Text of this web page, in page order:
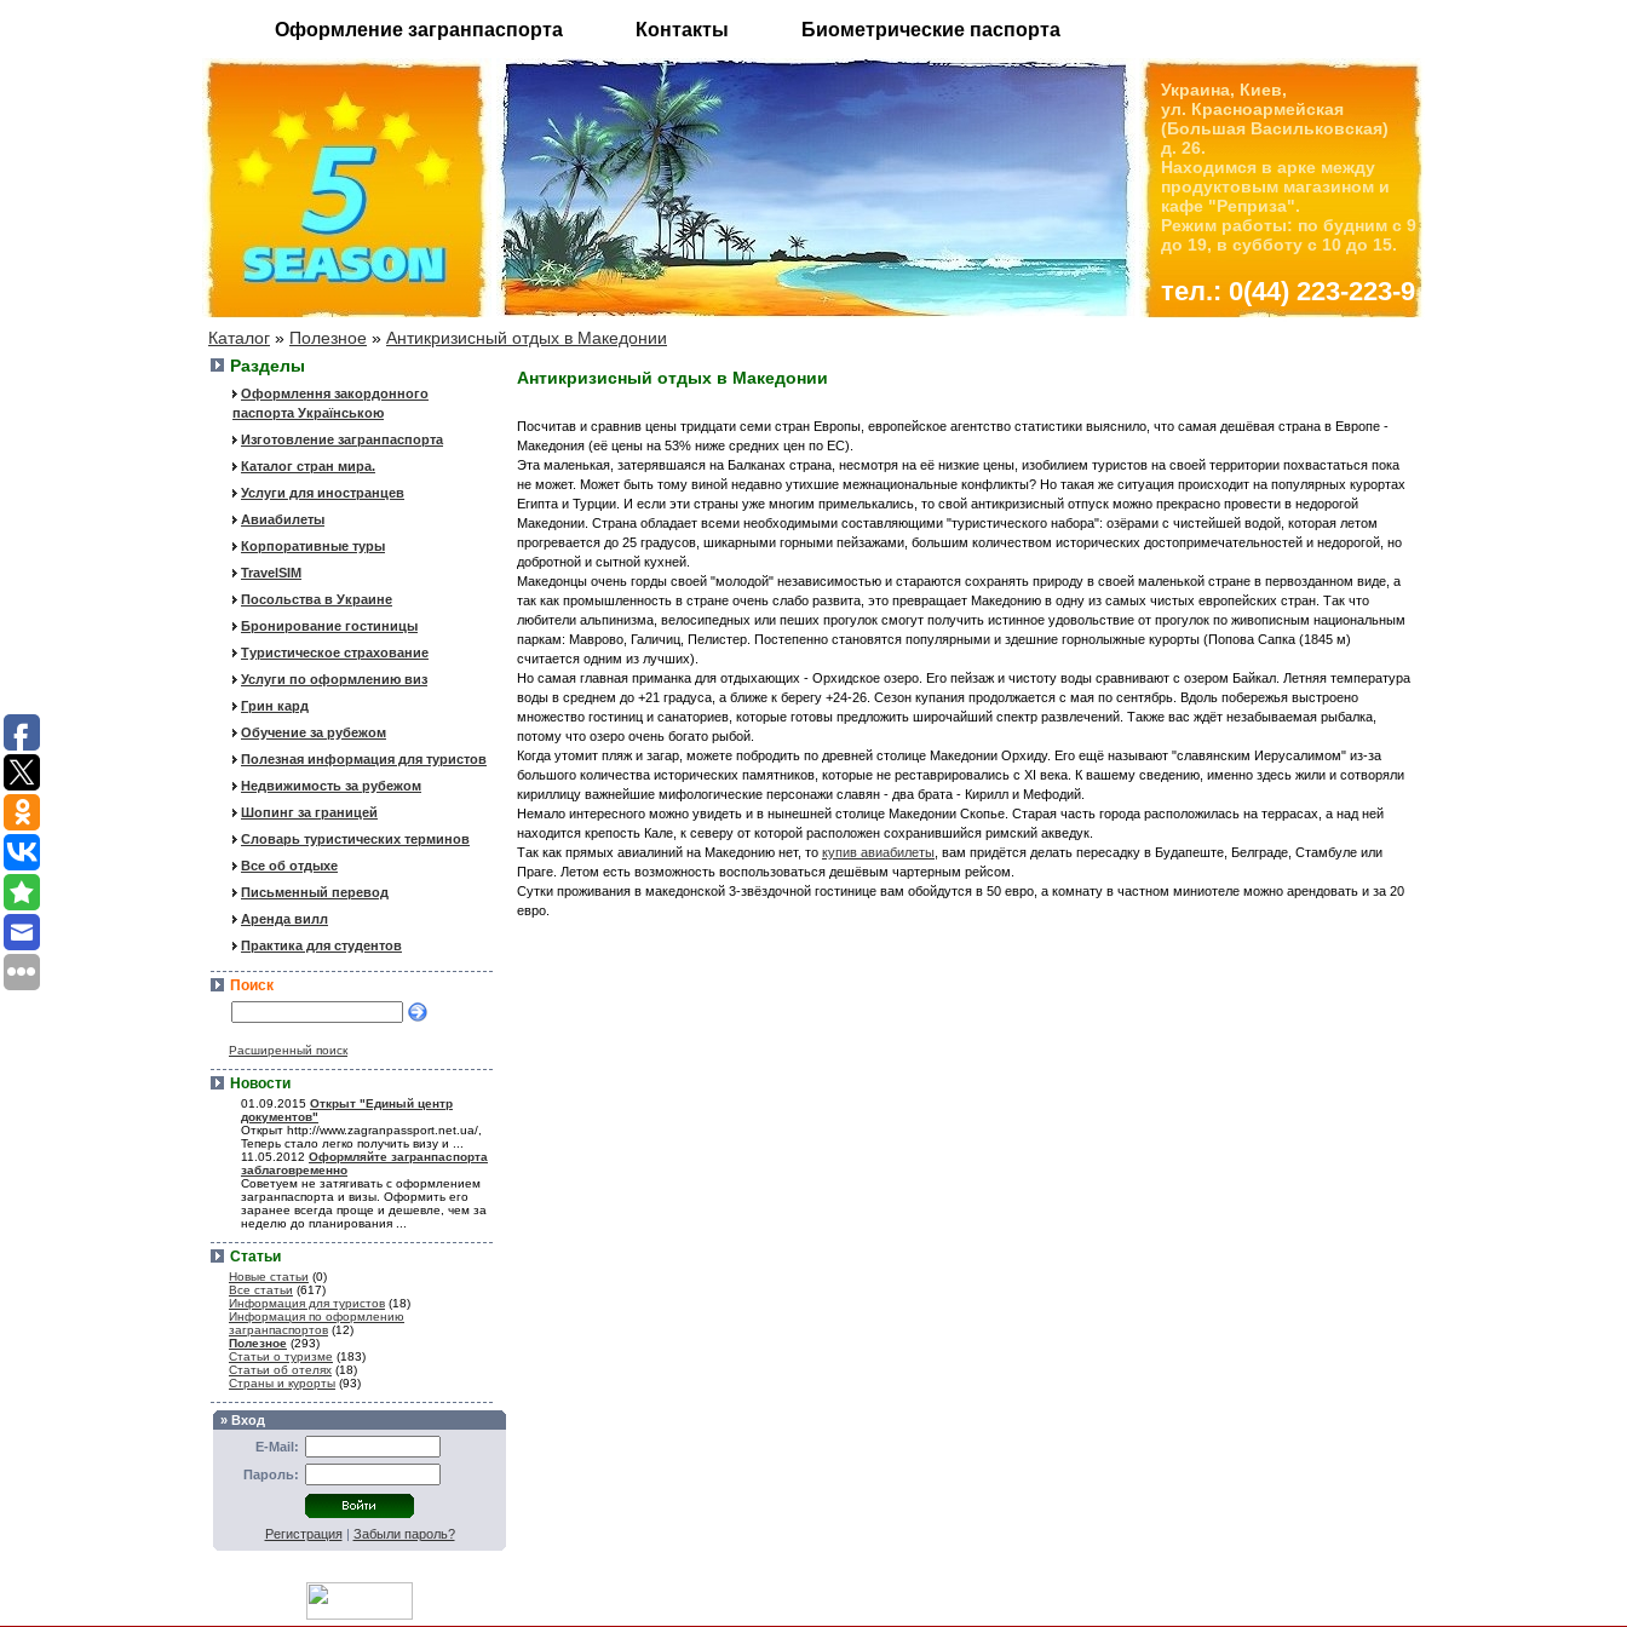
Оформление загранпаспорта Контакты Биометрические паспорта
Украина, Киев,
ул. Красноармейская
(Большая Васильковская)
д. 26.
Находимся в арке между
продуктовым магазином и
кафе "Реприза".
Режим работы: по будним с 9
до 19, в субботу с 10 до 15.
тел.: 0(44) 223-223-9
Каталог » Полезное » Антикризисный отдых в Македонии
Разделы
Оформлення закордонного
паспорта Українською
Изготовление загранпаспорта
Каталог стран мира.
Услуги для иностранцев
Авиабилеты
Корпоративные туры
TravelSIM
Посольства в Украине
Бронирование гостиницы
Туристическое страхование
Услуги по оформлению виз
Грин кард
Обучение за рубежом
Полезная информация для туристов
Недвижимость за рубежом
Шопинг за границей
Словарь туристических терминов
Все об отдыхе
Письменный перевод
Аренда вилл
Практика для студентов
Поиск
Расширенный поиск
Новости
01.09.2015 Открыт "Единый центр
документов"
Открыт http://www.zagranpassport.net.ua/,
Теперь стало легко получить визу и ...
11.05.2012 Оформляйте загранпаспорта
заблаговременно
Советуем не затягивать с оформлением
загранпаспорта и визы. Оформить его
заранее всегда проще и дешевле, чем за
неделю до планирования ...
Статьи
Новые статьи (0)
Все статьи (617)
Информация для туристов (18)
Информация по оформлению
загранпаспортов (12)
Полезное (293)
Статьи о туризме (183)
Статьи об отелях (18)
Страны и курорты (93)
» Вход
E-Mail:
Пароль:
Регистрация| Забыли пароль?
Антикризисный отдых в Македонии
Посчитав и сравнив цены тридцати семи стран Европы, европейское агентство статистики выяснило, что самая дешёвая страна в Европе -
Македония (её цены на 53% ниже средних цен по ЕС).
Эта маленькая, затерявшаяся на Балканах страна, несмотря на её низкие цены, изобилием туристов на своей территории похвастаться пока
не может. Может быть тому виной недавно утихшие межнациональные конфликты? Но такая же ситуация происходит на популярных курортах
Египта и Турции. И если эти страны уже многим примелькались, то свой антикризисный отпуск можно прекрасно провести в недорогой
Македонии. Страна обладает всеми необходимыми составляющими "туристического набора": озёрами с чистейшей водой, которая летом
прогревается до 25 градусов, шикарными горными пейзажами, большим количеством исторических достопримечательностей и недорогой, но
добротной и сытной кухней.
Македонцы очень горды своей "молодой" независимостью и стараются сохранять природу в своей маленькой стране в первозданном виде, а
так как промышленность в стране очень слабо развита, это превращает Македонию в одну из самых чистых европейских стран. Так что
любители альпинизма, велосипедных или пеших прогулок смогут получить истинное удовольствие от прогулок по живописным национальным
паркам: Маврово, Галичиц, Пелистер. Постепенно становятся популярными и здешние горнолыжные курорты (Попова Сапка (1845 м)
считается одним из лучших).
Но самая главная приманка для отдыхающих - Орхидское озеро. Его пейзаж и чистоту воды сравнивают с озером Байкал. Летняя температура
воды в среднем до +21 градуса, а ближе к берегу +24-26. Сезон купания продолжается с мая по сентябрь. Вдоль побережья выстроено
множество гостиниц и санаториев, которые готовы предложить широчайший спектр развлечений. Также вас ждёт незабываемая рыбалка,
потому что озеро очень богато рыбой.
Когда утомит пляж и загар, можете побродить по древней столице Македонии Орхиду. Его ещё называют "славянским Иерусалимом" из-за
большого количества исторических памятников, которые не реставрировались с XI века. К вашему сведению, именно здесь жили и сотворяли
кириллицу важнейшие мифологические персонажи славян - два брата - Кирилл и Мефодий.
Немало интересного можно увидеть и в нынешней столице Македонии Скопье. Старая часть города расположилась на террасах, а над ней
находится крепость Кале, к северу от которой расположен сохранившийся римский акведук.
Так как прямых авиалиний на Македонию нет, то купив авиабилеты , вам придётся делать пересадку в Будапеште, Белграде, Стамбуле или
Праге. Летом есть возможность воспользоваться дешёвым чартерным рейсом.
Сутки проживания в македонской 3-звёздочной гостинице вам обойдутся в 50 евро, а комнату в частном миниотеле можно арендовать и за 20
евро.